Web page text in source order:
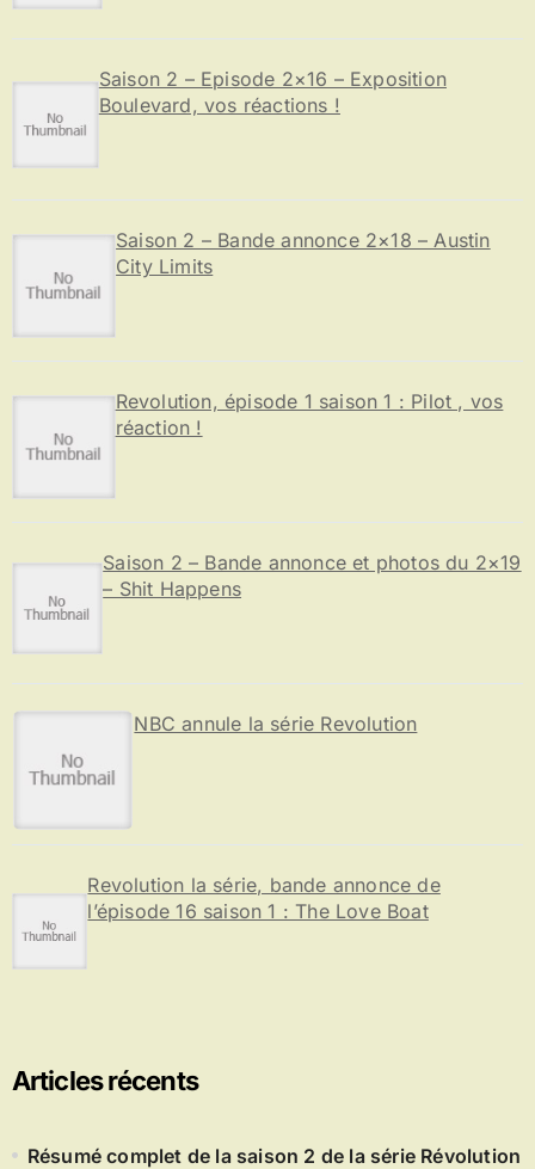
Saison 2 – Episode 2×16 – Exposition
Boulevard, vos réactions !
Saison 2 – Bande annonce 2×18 – Austin
City Limits
Revolution, épisode 1 saison 1 : Pilot , vos
réaction !
Saison 2 – Bande annonce et photos du 2×19
– Shit Happens
NBC annule la série Revolution
Revolution la série, bande annonce de
l’épisode 16 saison 1 : The Love Boat
Articles récents
Résumé complet de la saison 2 de la série Révolution